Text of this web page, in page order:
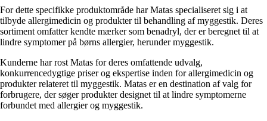
For dette specifikke produktområde har Matas specialiseret sig i at
tilbyde allergimedicin og produkter til behandling af myggestik. Deres
sortiment omfatter kendte mærker som benadryl, der er beregnet til at
lindre symptomer på børns allergier, herunder myggestik.
Kunderne har rost Matas for deres omfattende udvalg,
konkurrencedygtige priser og ekspertise inden for allergimedicin og
produkter relateret til myggestik. Matas er en destination af valg for
forbrugere, der søger produkter designet til at lindre symptomerne
forbundet med allergier og myggestik.